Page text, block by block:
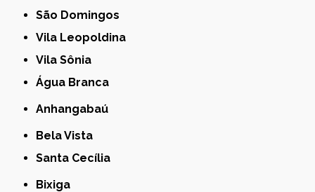
São Domingos
Vila Leopoldina
Vila Sônia
Água Branca
Anhangabaú
Bela Vista
Santa Cecília
Bixiga